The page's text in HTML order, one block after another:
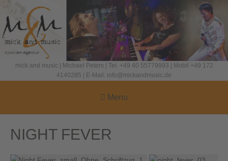
mick and music | Michael Peters | Tel. +49 40 55779993 | Mobil +49 172
4140285 | E-Mail: info@mickandmusic.de
Menu
NIGHT FEVER